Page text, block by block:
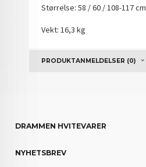
Størrelse: 58 / 60 / 108-117 cm
Vekt: 16,3 kg
PRODUKTANMELDELSER (0)
DRAMMEN HVITEVARER
NYHETSBREV